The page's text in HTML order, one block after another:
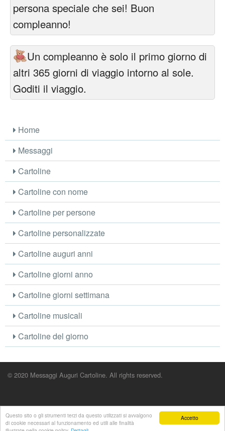
Accetto
Questo sito o gli strumenti terzi da questo utilizzati si avvalgono
di cookie necessari al funzionamento ed utili alle finalità
persona speciale che sei! Buon
compleanno!
Un compleanno è solo il primo giorno di
altri 365 giorni di viaggio intorno al sole.
Goditi il viaggio.
Home
Messaggi
Cartoline
Cartoline con nome
Cartoline per persone
Cartoline personalizzate
Cartoline auguri anni
Cartoline giorni anno
Cartoline giorni settimana
Cartoline musicali
Cartoline del giorno
© 2020 Messaggi Auguri Cartoline. All rights reserved.